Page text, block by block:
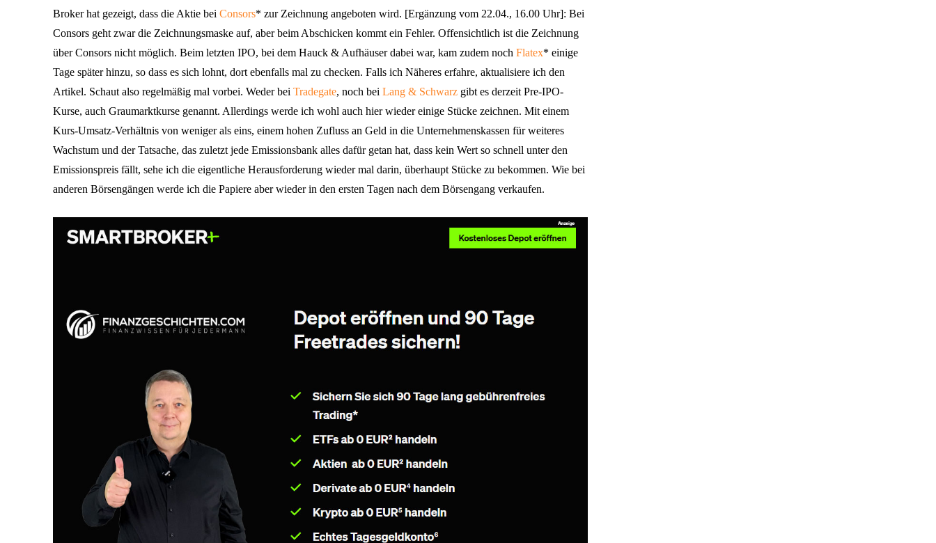
Broker hat gezeigt, dass die Aktie bei Consors* zur Zeichnung angeboten wird. [Ergänzung vom 22.04., 16.00 Uhr]: Bei
Consors geht zwar die Zeichnungsmaske auf, aber beim Abschicken kommt ein Fehler. Offensichtlich ist die Zeichnung
über Consors nicht möglich. Beim letzten IPO, bei dem Hauck & Aufhäuser dabei war, kam zudem noch Flatex* einige
Tage später hinzu, so dass es sich lohnt, dort ebenfalls mal zu checken. Falls ich Näheres erfahre, aktualisiere ich den
Artikel. Schaut also regelmäßig mal vorbei. Weder bei Tradegate, noch bei Lang & Schwarz gibt es derzeit Pre-IPO-
Kurse, auch Graumarktkurse genannt. Allerdings werde ich wohl auch hier wieder einige Stücke zeichnen. Mit einem
Kurs-Umsatz-Verhältnis von weniger als eins, einem hohen Zufluss an Geld in die Unternehmenskassen für weiteres
Wachstum und der Tatsache, das zuletzt jede Emissionsbank alles dafür getan hat, dass kein Wert so schnell unter den
Emissionspreis fällt, sehe ich die eigentliche Herausforderung wieder mal darin, überhaupt Stücke zu bekommen. Wie bei
anderen Börsengängen werde ich die Papiere aber wieder in den ersten Tagen nach dem Börsengang verkaufen.